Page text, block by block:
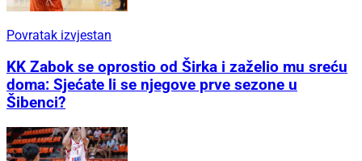
Povratak izvjestan
KK Zabok se oprostio od Širka i zaželio mu sreću
doma: Sjećate li se njegove prve sezone u
Šibenci?